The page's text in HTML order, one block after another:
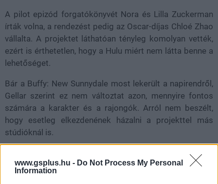
www.gsplus.hu - Do Not Process My Personal
Information
A pilot epizód forgatókönyvét Nora és Lilla Zuckerman
írták volna, a rendezést pedig az Oscar-díjas Chloé Zhao
vállalta. A projektet láthatóan tényleg komolyan vették,
ezért is érthetetlen, hogy a Hulu miért nem látta benne a
lehetőséget.
Bár a Buffy: New Sunnydale most lekerült a napirendről,
Gellar szerint ez nem változtat azon, mennyire fontos
számára a karakter és a rajongók. Arról nem beszélt,
hogy esetleg elkezdenének házalni a projekttel más
stúdióknál is.
Nem akarsz lemaradni semmiről?